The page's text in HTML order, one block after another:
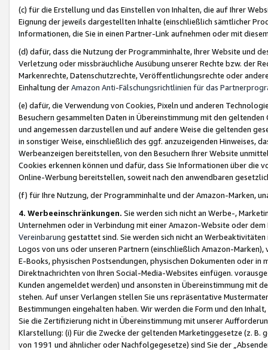
(c) für die Erstellung und das Einstellen von Inhalten, die auf Ihrer
Eignung der jeweils dargestellten Inhalte (einschließlich sämtlicher
Informationen, die Sie in einen Partner-Link aufnehmen oder mit
(d) dafür, dass die Nutzung der Programminhalte, Ihrer Website und
Verletzung oder missbräuchliche Ausübung unserer Rechte bzw. der
Markenrechte, Datenschutzrechte, Veröffentlichungsrechte oder
Einhaltung derAmazon Anti-Fälschungsrichtlinien für das
(e) dafür, die Verwendung von Cookies, Pixeln und anderen
Besuchern gesammelten Daten in Übereinstimmung mit den
und angemessen darzustellen und auf andere Weise die geltenden
in sonstiger Weise, einschließlich des ggf. anzuzeigenden Hinweises,
Werbeanzeigen bereitstellen, von den Besuchern Ihrer Website
Cookies erkennen können und dafür, dass Sie Informationen über die
Online-Werbung bereitstellen, soweit nach den anwendbaren
(f) für Ihre Nutzung, der Programminhalte und der Amazon-Marken,
4. Werbeeinschränkungen. Sie werden sich nicht an Werbe-,
Unternehmen oder in Verbindung mit einer Amazon-Website oder
Vereinbarung gestattet sind. Sie werden sich nicht an
Logos von uns oder unseren Partnern (einschließlich Amazon-
E-Books, physischen Postsendungen, physischen Dokumenten oder in
Direktnachrichten von Ihren Social-Media-Websites einfügen.
Kunden angemeldet werden) und ansonsten in Übereinstimmung mit
stehen. Auf unser Verlangen stellen Sie uns repräsentative
Bestimmungen eingehalten haben. Wir werden die Form und den
Sie die Zertifizierung nicht in Übereinstimmung mit unserer
Klarstellung: (i) Für die Zwecke der geltenden Marketinggesetze (z. B.
von 1991 und ähnlicher oder Nachfolgegesetze) sind Sie der